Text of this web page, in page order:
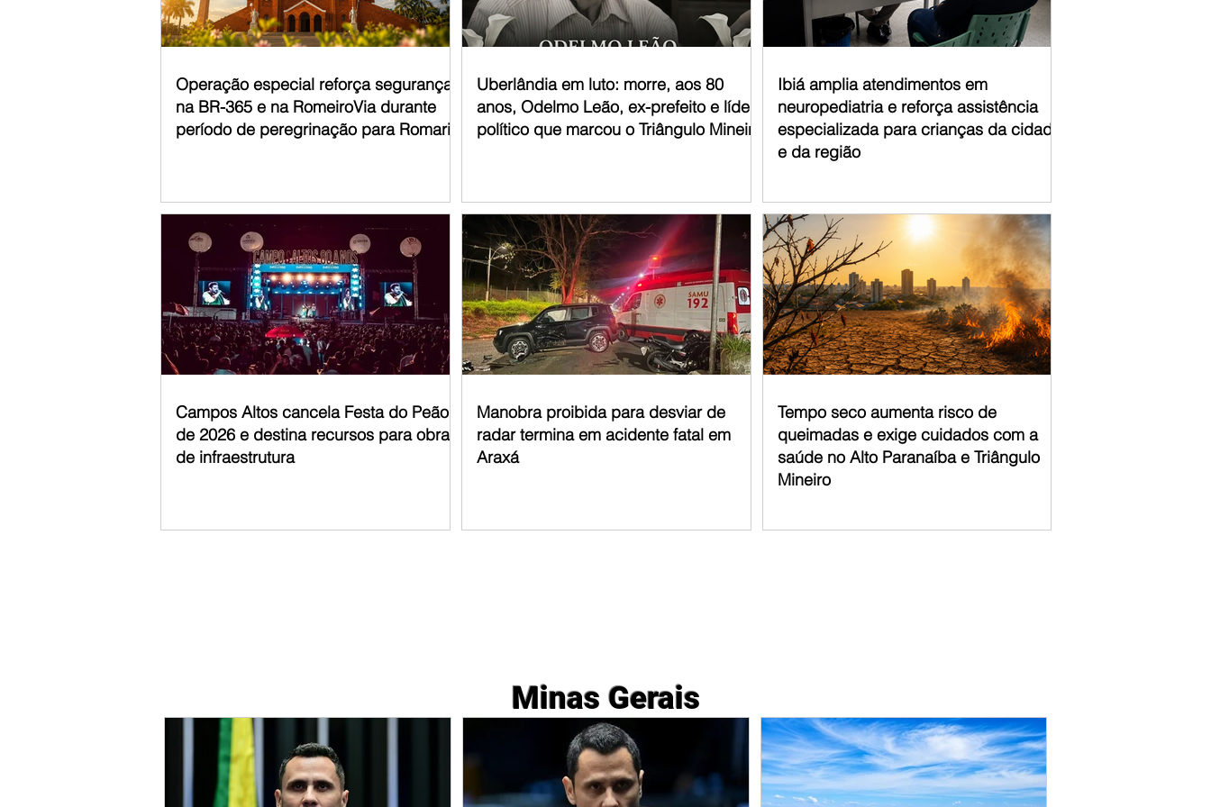
acompanhamento de crianças com tran
Operação especial reforça segurança
na BR-365 e na RomeiroVia durante
período de peregrinação para Romaria
Uberlândia em luto: morre, aos 80
anos, Odelmo Leão, ex-prefeito e líder
político que marcou o Triângulo Mineiro
Ibiá amplia atendimentos em
neuropediatria e reforça assistência
especializada para crianças da cidade
e da região
Campos Altos cancela Festa do Peão
de 2026 e destina recursos para obras
de infraestrutura
Manobra proibida para desviar de
radar termina em acidente fatal em
Araxá
Tempo seco aumenta risco de
queimadas e exige cuidados com a
saúde no Alto Paranaíba e Triângulo
Mineiro
Minas Gerais